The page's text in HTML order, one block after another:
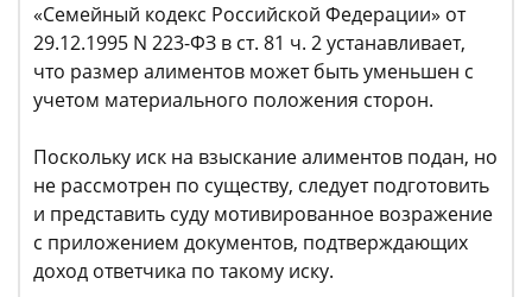
«Семейный кодекс Российской Федерации» от
29.12.1995 N 223-ФЗ в ст. 81 ч. 2 устанавливает,
что размер алиментов может быть уменьшен с
учетом материального положения сторон.
Поскольку иск на взыскание алиментов подан, но
не рассмотрен по существу, следует подготовить
и представить суду мотивированное возражение
с приложением документов, подтверждающих
доход ответчика по такому иску.